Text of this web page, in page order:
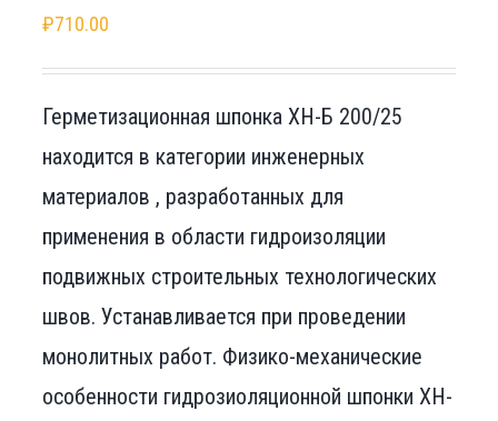
₽710.00
Герметизационная шпонка ХН-Б 200/25
находится в категории инженерных
материалов , разработанных для
применения в области гидроизоляции
подвижных строительных технологических
швов. Устанавливается при проведении
монолитных работ. Физико-механические
особенности гидрозиоляционной шпонки ХН-